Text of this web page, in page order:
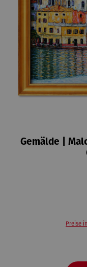
Gemälde |
Preise